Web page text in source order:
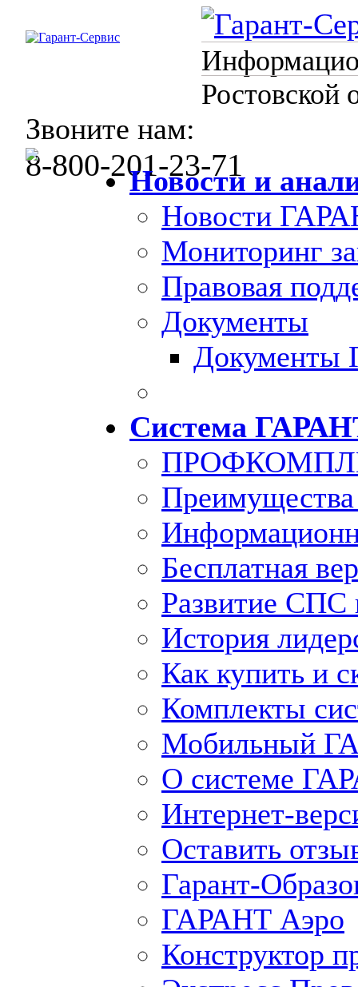
Ростовской
Звоните нам:
8-800-201-23-71
Новости и
Новости
Мониторинг
Правовая
Документы
Документы
Система
Бесплатная
Развитие СПС
История
Как купить и
Комплекты
Мобильный
О системе
Интернет-
Оставить
Гарант-
ГАРАНТ Аэро
Конструктор